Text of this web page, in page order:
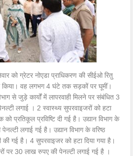
को ग्रेटर नोएडा प्राधिकरण की सीईओ रितु
किया। वह लगभग 4 घंटे तक सड़कों पर घूमीं।
से जुड़े कार्यों में लापरवाही मिलने पर संबंधित 3
लगाई । 2 स्वास्थ्य सुपरवाइजरों को हटा
को प्रतिकूल प्रविष्टि दी गई है। उद्यान विभाग के
लगाई गई है। उद्यान विभाग के वरिष्ठ
गई है। 4 सुपरवाइजर को हटा दिया गया है।
पर 30 लाख रुपए की पेनल्टी लगाई गई है‌ ।